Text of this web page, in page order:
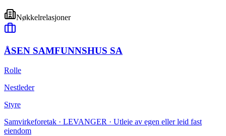
Nøkkelrelasjoner
ÅSEN SAMFUNNSHUS SA
Rolle
Nestleder
Styre
Samvirkeforetak · LEVANGER · Utleie av egen eller leid fast
eiendom